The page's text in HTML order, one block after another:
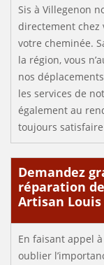
Sis à Villegenon
directement chez
votre cheminée.
la région, vous
nos
les services de
également au
toujours
Demandez
réparation
Artisan Louis
En faisant appel
oublier